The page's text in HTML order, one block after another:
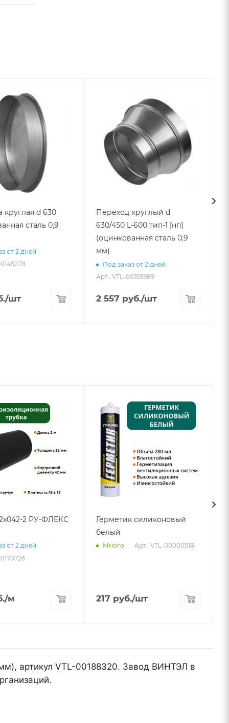
круглая d 630
сталь 0,9
от 2 дней
/шт
Переход круглый d
630/450 L-600 тип-1 [нп]
(оцинкованная сталь 0,9
мм)
Под заказ от 2 дней
Арт.: VTL-00193989
2 557 руб./шт
2 РУ-ФЛЕКС
от 2 дней
/м
Герметик силиконовый
белый
Много Арт.: VTL-00000518
217 руб./шт
артикул VTL-00188320. Завод ВИНТЭЛ в